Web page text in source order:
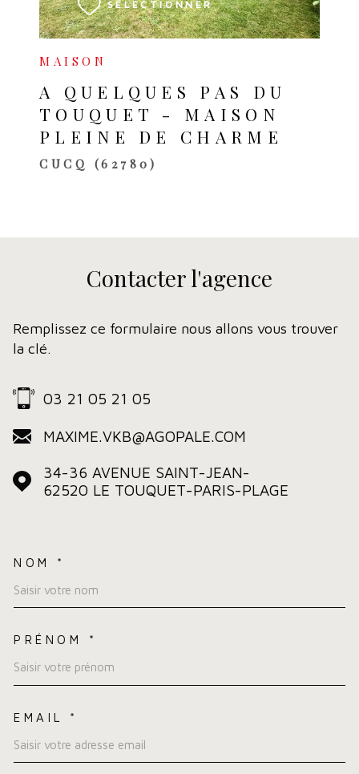
MAISON
A QUELQUES PAS DU
TOUQUET - MAISON
PLEINE DE CHARME
CUCQ (62780)
SÉLECTIONNER
Contacterl'agence
Remplissez ce formulaire nous allons vous trouver
la clé.
03 21 05 21 05
MAXIME.VKB@AGOPALE.COM
34-36 AVENUE SAINT-JEAN-
62520
LE TOUQUET-PARIS-PLAGE
NOM *
PRÉNOM *
EMAIL *